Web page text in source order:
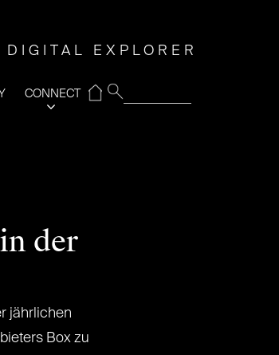
DIGITAL EXPLORER
CONNECT
⌂
der
jährlichen
Box zu